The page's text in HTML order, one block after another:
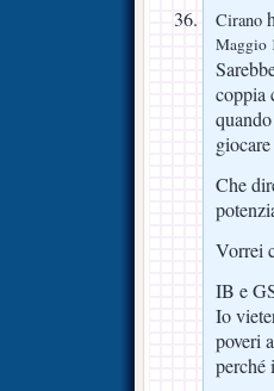
Cirano
Maggio
coppia
Che
Vorrei
IB e
Io
poveri
perché